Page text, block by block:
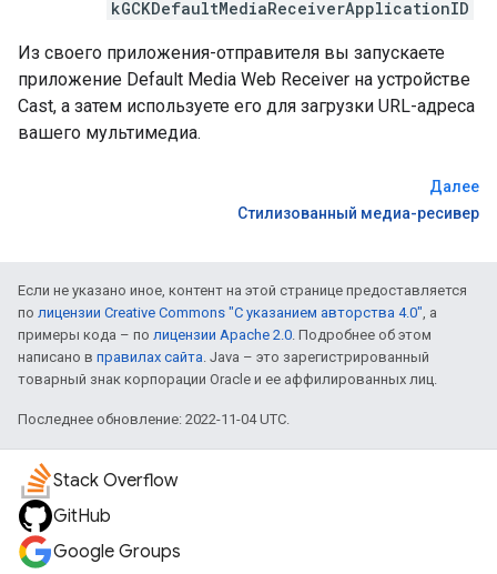
kGCKDefaultMediaReceiverApplicationID
Из своего приложения-отправителя вы запускаете
приложение Default Media Web Receiver на устройстве
Cast, а затем используете его для загрузки URL-адреса
вашего мультимедиа.
Далее
Стилизованный медиа-ресивер
Если не указано иное, контент на этой странице предоставляется
по лицензии Creative Commons "С указанием авторства 4.0" , а
примеры кода – по лицензии Apache 2.0 . Подробнее об этом
написано в правилах сайта . Java – это зарегистрированный
товарный знак корпорации Oracle и ее аффилированных лиц.
Последнее обновление: 2022-11-04 UTC.
Stack Overflow
GitHub
Google Groups